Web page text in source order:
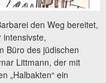
den Weg bereitet,
intensivste,
Büro des jüdischen
Littmann, der mit
„Halbakten“ ein